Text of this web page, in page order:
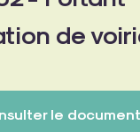
de
le document